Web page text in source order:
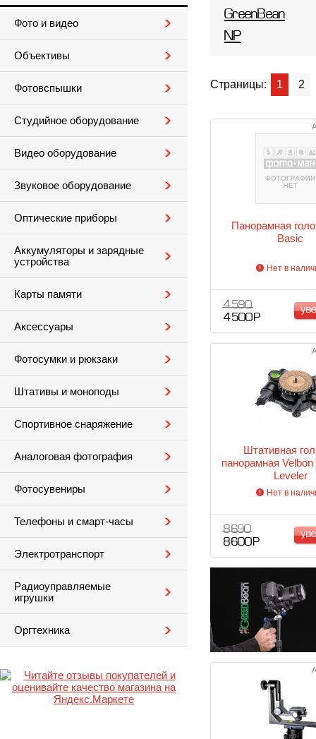
Фото и видео
Объективы
Фотовспышки
Студийное оборудование
Видео оборудование
Звуковое оборудование
Оптические приборы
Аккумуляторы и зарядные
устройства
Карты памяти
Аксессуары
Фотосумки и рюкзаки
Штативы и моноподы
Спортивное снаряжение
Аналоговая фотография
Фотосувениры
Телефоны и смарт-часы
Электротранспорт
Радиоуправляемые
игрушки
Оргтехника
GreenBean
NP
Страницы: 1 2
Панорамная
Basic
Нет в
4 590
4 500 Р
Штативная
панорамная
Leveler
Нет в
8 690
8 600 Р